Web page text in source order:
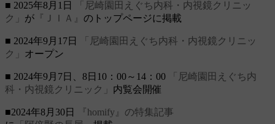
■ 2025年8月1日
「尼崎園田えぐち内科・内視鏡クリニッ
ク」 が 『ＪＩＡ』 のトップページに掲載
■ 2024年9月17日
「尼崎園田えぐち内科・内視鏡クリニッ
ク」 オープン
■ 2024年9月7日、8日10：00～14：00
「尼崎園田えぐち内
科・内視鏡クリニック」 内覧会開催
■2024年8月30日
『homify』の特集記事